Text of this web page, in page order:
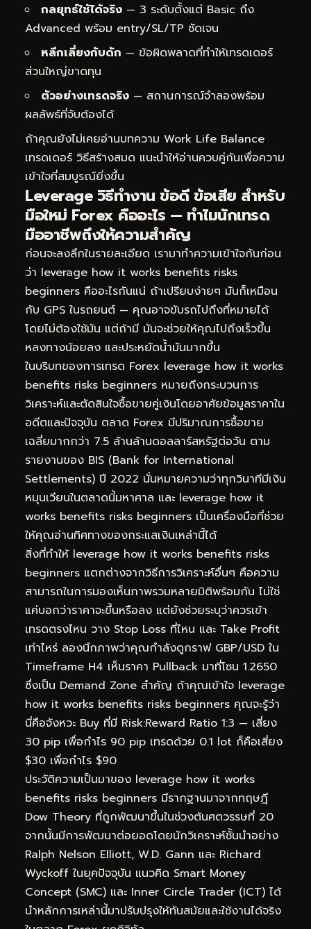
กลยุทธ์ใช้ได้จริง — 3 ระดับตั้งแต่ Basic ถึง
Advanced พร้อม entry/SL/TP ชัดเจน
หลีกเลี่ยงกับดัก — ข้อผิดพลาดที่ทำให้เทรดเดอร์
ส่วนใหญ่ขาดทุน
ตัวอย่างเทรดจริง — สถานการณ์จำลองพร้อม
ผลลัพธ์ที่จับต้องได้
ถ้าคุณยังไม่เคยอ่านบทความ Work Life Balance
เทรดเดอร์ วิธีสร้างสมด แนะนำให้อ่านควบคู่กันเพื่อความ
เข้าใจที่สมบูรณ์ยิ่งขึ้น
Leverage วิธีทำงาน ข้อดี ข้อเสีย สำหรับ
มือใหม่ Forex คืออะไร — ทำไมนักเทรด
มืออาชีพถึงให้ความสำคัญ
ก่อนจะลงลึกในรายละเอียด เรามาทำความเข้าใจกันก่อน
ว่า leverage how it works benefits risks
beginners คืออะไรกันแน่ ถ้าเปรียบง่ายๆ มันก็เหมือน
กับ GPS ในรถยนต์ — คุณอาจขับรถไปถึงที่หมายได้
โดยไม่ต้องใช้มัน แต่ถ้ามี มันจะช่วยให้คุณไปถึงเร็วขึ้น
หลงทางน้อยลง และประหยัดน้ำมันมากขึ้น
ในบริบทของการเทรด Forex leverage how it works
benefits risks beginners หมายถึงกระบวนการ
วิเคราะห์และตัดสินใจซื้อขายคู่เงินโดยอาศัยข้อมูลราคาใน
อดีตและปัจจุบัน ตลาด Forex มีปริมาณการซื้อขาย
เฉลี่ยมากกว่า 7.5 ล้านล้านดอลลาร์สหรัฐต่อวัน ตาม
รายงานของ BIS (Bank for International
Settlements) ปี 2022 นั่นหมายความว่าทุกวินาทีมีเงิน
หมุนเวียนในตลาดนี้มหาศาล และ leverage how it
works benefits risks beginners เป็นเครื่องมือที่ช่วย
ให้คุณอ่านทิศทางของกระแสเงินเหล่านี้ได้
สิ่งที่ทำให้ leverage how it works benefits risks
beginners แตกต่างจากวิธีการวิเคราะห์อื่นๆ คือความ
สามารถในการมองเห็นภาพรวมหลายมิติพร้อมกัน ไม่ใช่
แค่บอกว่าราคาจะขึ้นหรือลง แต่ยังช่วยระบุว่าควรเข้า
เทรดตรงไหน วาง Stop Loss ที่ไหน และ Take Profit
เท่าไหร่ ลองนึกภาพว่าคุณกำลังดูกราฟ GBP/USD ใน
Timeframe H4 เห็นราคา Pullback มาที่โซน 1.2650
ซึ่งเป็น Demand Zone สำคัญ ถ้าคุณเข้าใจ leverage
how it works benefits risks beginners คุณจะรู้ว่า
นี่คือจังหวะ Buy ที่มี Risk:Reward Ratio 1:3 — เสี่ยง
30 pip เพื่อกำไร 90 pip เทรดด้วย 0.1 lot ก็คือเสี่ยง
$30 เพื่อกำไร $90
ประวัติความเป็นมาของ leverage how it works
benefits risks beginners มีรากฐานมาจากทฤษฎี
Dow Theory ที่ถูกพัฒนาขึ้นในช่วงต้นศตวรรษที่ 20
จากนั้นมีการพัฒนาต่อยอดโดยนักวิเคราะห์ชั้นนำอย่าง
Ralph Nelson Elliott, W.D. Gann และ Richard
Wyckoff ในยุคปัจจุบัน แนวคิด Smart Money
Concept (SMC) และ Inner Circle Trader (ICT) ได้
นำหลักการเหล่านี้มาปรับปรุงให้ทันสมัยและใช้งานได้จริง